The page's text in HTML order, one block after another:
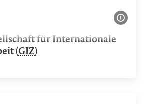
für Internationale
(GIZ)